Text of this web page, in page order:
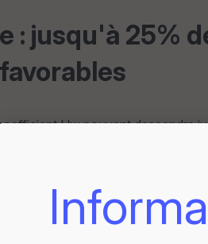
: jusqu'à 25%
Uw pouvant descendre
illustrer concrètement : une
euros d'économies annuelles.
par an, l'économie cumulée
des maisons passives (Uw ≤